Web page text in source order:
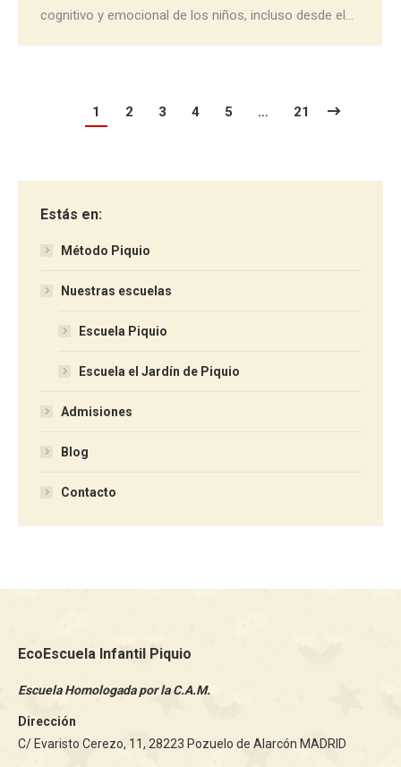
cognitivo y emocional de los niños, incluso desde el…
1 2 3 4 5 … 21
Estás en:
Método Piquio
Nuestras escuelas
Escuela Piquio
Escuela el Jardín de Piquio
Admisiones
Blog
Contacto
EcoEscuela Infantil Piquio
Escuela Homologada por la C.A.M.
Dirección
C/ Evaristo Cerezo, 11, 28223 Pozuelo de Alarcón MADRID